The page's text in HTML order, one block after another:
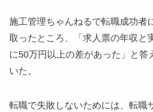
施工管理ちゃんねるで転職成功者
取ったところ、「求人票の年収と
に50万円以上の差があった」と答
いた。
転職で失敗しないためには、転職